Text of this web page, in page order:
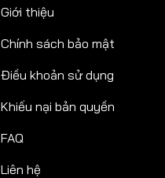
Giới thiệu
Chính sách bảo mật
Điều khoản sử dụng
Khiếu nại bản quyền
FAQ
Liên hệ